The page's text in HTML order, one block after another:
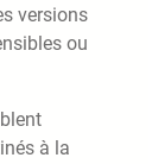
versions
ou
à la